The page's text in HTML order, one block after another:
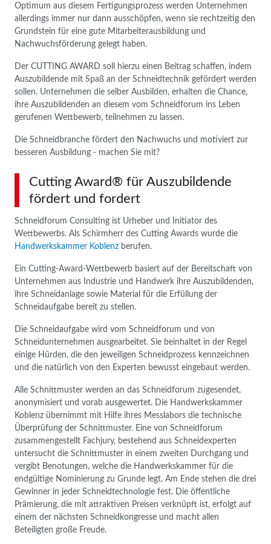
Optimum aus diesem Fertigungsprozess werden Unternehmen
allerdings immer nur dann ausschöpfen, wenn sie rechtzeitig den
Grundstein für eine gute Mitarbeiterausbildung und
Nachwuchsförderung gelegt haben.
Der CUTTING AWARD soll hierzu einen Beitrag schaffen, indem
Auszubildende mit Spaß an der Schneidtechnik gefördert werden
sollen. Unternehmen die selber Ausbilden, erhalten die Chance,
ihre Auszubildenden an diesem vom Schneidforum ins Leben
gerufenen Wettbewerb, teilnehmen zu lassen.
Die Schneidbranche fördert den Nachwuchs und motiviert zur
besseren Ausbildung - machen Sie mit?
Cutting Award® für Auszubildende
fördert und fordert
Schneidforum Consulting ist Urheber und Initiator des
Wettbewerbs. Als Schirmherr des Cutting Awards wurde die
Handwerkskammer Koblenz berufen.
Ein Cutting-Award-Wettbewerb basiert auf der Bereitschaft von
Unternehmen aus Industrie und Handwerk ihre Auszubildenden,
ihre Schneidanlage sowie Material für die Erfüllung der
Schneidaufgabe bereit zu stellen.
Die Schneidaufgabe wird vom Schneidforum und von
Schneidunternehmen ausgearbeitet. Sie beinhaltet in der Regel
einige Hürden, die den jeweiligen Schneidprozess kennzeichnen
und die natürlich von den Experten bewusst eingebaut werden.
Alle Schnittmuster werden an das Schneidforum zugesendet,
anonymisiert und vorab ausgewertet. Die Handwerkskammer
Koblenz übernimmt mit Hilfe ihres Messlabors die technische
Überprüfung der Schnittmuster. Eine von Schneidforum
zusammengestellt Fachjury, bestehend aus Schneidexperten
untersucht die Schnittmuster in einem zweiten Durchgang und
vergibt Benotungen, welche die Handwerkskammer für die
endgültige Nominierung zu Grunde legt. Am Ende stehen die drei
Gewinner in jeder Schneidtechnologie fest. Die öffentliche
Prämierung, die mit attraktiven Preisen verknüpft ist, erfolgt auf
einem der nächsten Schneidkongresse und macht allen
Beteiligten große Freude.